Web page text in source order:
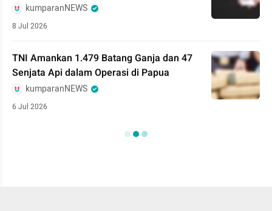
kumparanNEWS
8 Jul 2026
TNI Amankan 1.479 Batang Ganja dan 47
Senjata Api dalam Operasi di Papua
kumparanNEWS
6 Jul 2026